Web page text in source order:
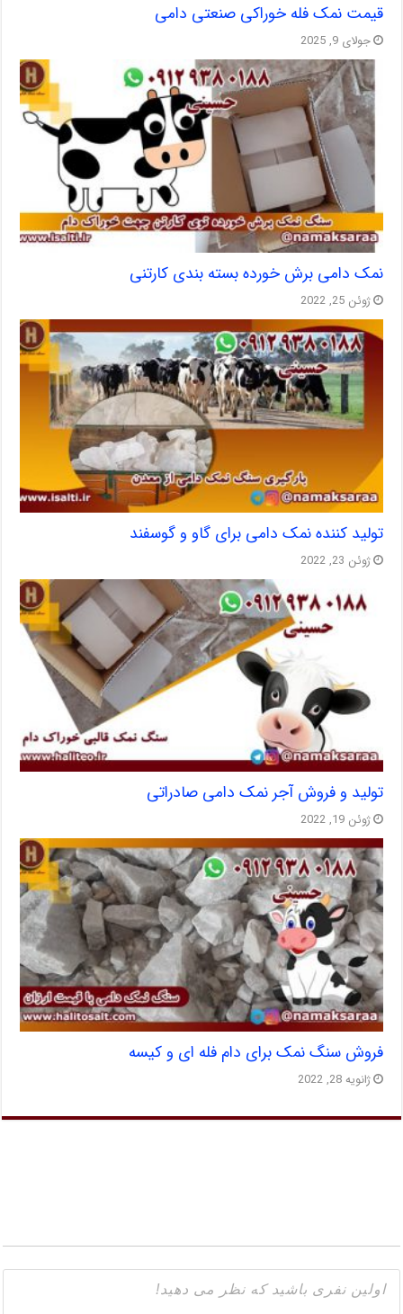
قیمت نمک فله خوراکی صنعتی دامی
جولای 9, 2025
نمک دامی برش خورده بسته بندی کارتنی
ژوئن 25, 2022
تولید کننده نمک دامی برای گاو و گوسفند
ژوئن 23, 2022
تولید و فروش آجر نمک دامی صادراتی
ژوئن 19, 2022
فروش سنگ نمک برای دام فله ای و کیسه
ژانویه 28, 2022